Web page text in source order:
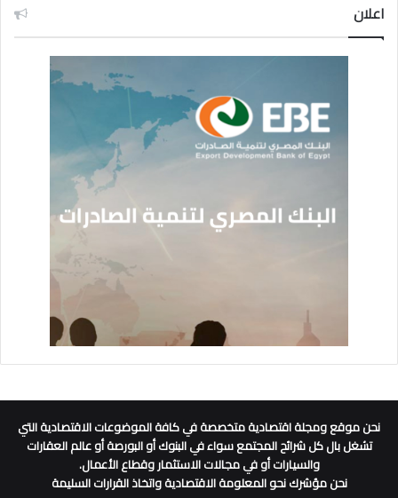
اعلان
نحن موقع ومجلة اقتصادية متخصصة في كافة الموضوعات الاقتصادية التي
تشغل بال كل شرائح المجتمع سواء في البنوك أو البورصة أو عالم العقارات
والسيارات أو في مجالات الاستثمار وقطاع الأعمال.
نحن مؤشرك نحو المعلومة الاقتصادية واتخاذ القرارات السليمة